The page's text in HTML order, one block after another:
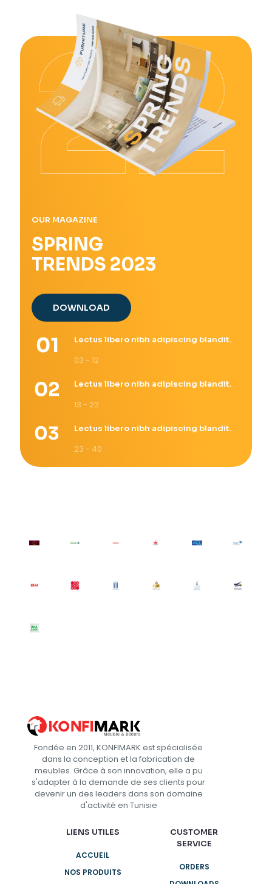
OUR MAGAZINE
SPRING
TRENDS 2023
DOWNLOAD
Lectus libero nibh adipiscing blandit.
03 - 12
Lectus libero nibh adipiscing blandit.
13 - 22
Lectus libero nibh adipiscing blandit.
23 - 40
Fondée en 2011, KONFIMARK est spécialisée
dans la conception et la fabrication de
meubles. Grâce à son innovation, elle a pu
s'adapter à la demande de ses clients pour
devenir un des leaders dans son domaine
d'activité en Tunisie
LIENS UTILES
ACCUEIL
NOS PRODUITS
CUSTOMER
SERVICE
ORDERS